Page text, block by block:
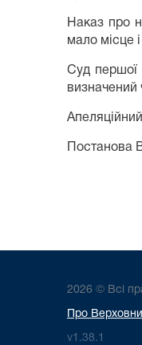
Наказ про
мало місце
Суд першої
визначений
Постанова
2026 © Всі
Про
v1.38.1